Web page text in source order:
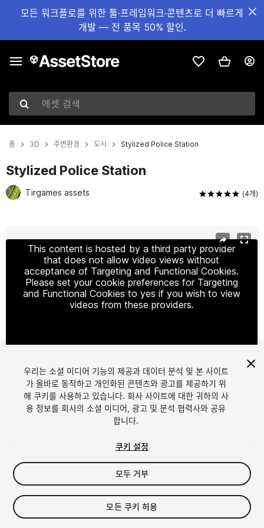
모든 워크플로를 위한 툴·프레임워크·콘텐츠로 더 빠르게
개발 — 전 품목 50% 할인.
에셋 검색
홈 3D 주변환경 도시 Stylized Police Station
Stylized Police Station
Tirgames assets (4개)
This content is hosted by a third party provider
that does not allow video views without
acceptance of Targeting and Functional Cookies.
Please set your cookie preferences for Targeting
and Functional Cookies to yes if you wish to view
videos from these providers.
1/19
$30
세금/부가세는 결제 시 반영됩니다.
우리는 소셜 미디어 기능의 제공과 데이터 분석 및 본 사이트
가 올바로 동작하고 개인화된 콘텐츠와 광고를 제공하기 위
해 쿠키를 사용하고 있습니다. 회사 사이트에 대한 귀하의 사
용 정보를 회사의 소셜 미디어, 광고 및 분석 협력사와 공유
합니다.
쿠키 설정
모두 거부
모든 쿠키 허용